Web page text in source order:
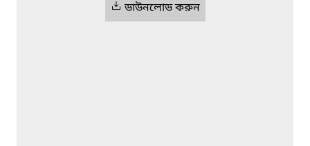
ডাউনলোড করুন